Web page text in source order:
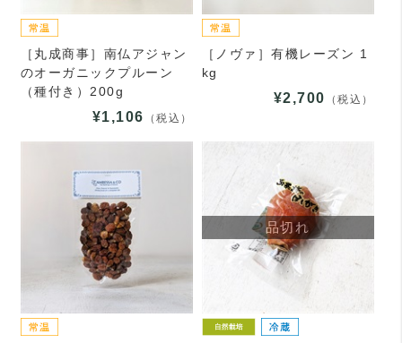
［丸成商事］南仏アジャン
のオーガニックプルーン
（種付き）200g
¥1,106 （税込）
［ノヴァ］有機レーズン 1
kg
¥2,700 （税込）
品切れ